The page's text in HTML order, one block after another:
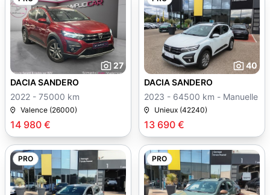
27
14 980 €
DACIA SANDERO
2022 - 75000 km
Valence (26000)
40
13 690 €
DACIA SANDERO
2023 - 64500 km - Manuelle
Unieux (42240)
PRO PRO